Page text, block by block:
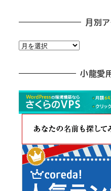
月別
月
カ
小龍愛